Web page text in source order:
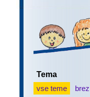
Tema
vse teme